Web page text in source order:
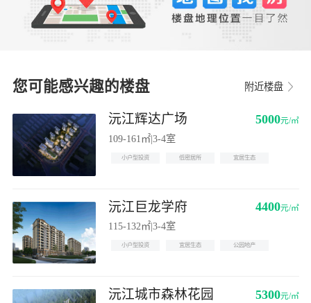
您可能感兴趣的楼盘 附近楼盘
沅江辉达广场 5000元/㎡
109-161㎡|3-4室
小户型投资 低密居所 宜居生态
沅江巨龙学府 4400元/㎡
115-132㎡|3-4室
小户型投资 宜居生态 公园地产
沅江城市森林花园 5300元/㎡